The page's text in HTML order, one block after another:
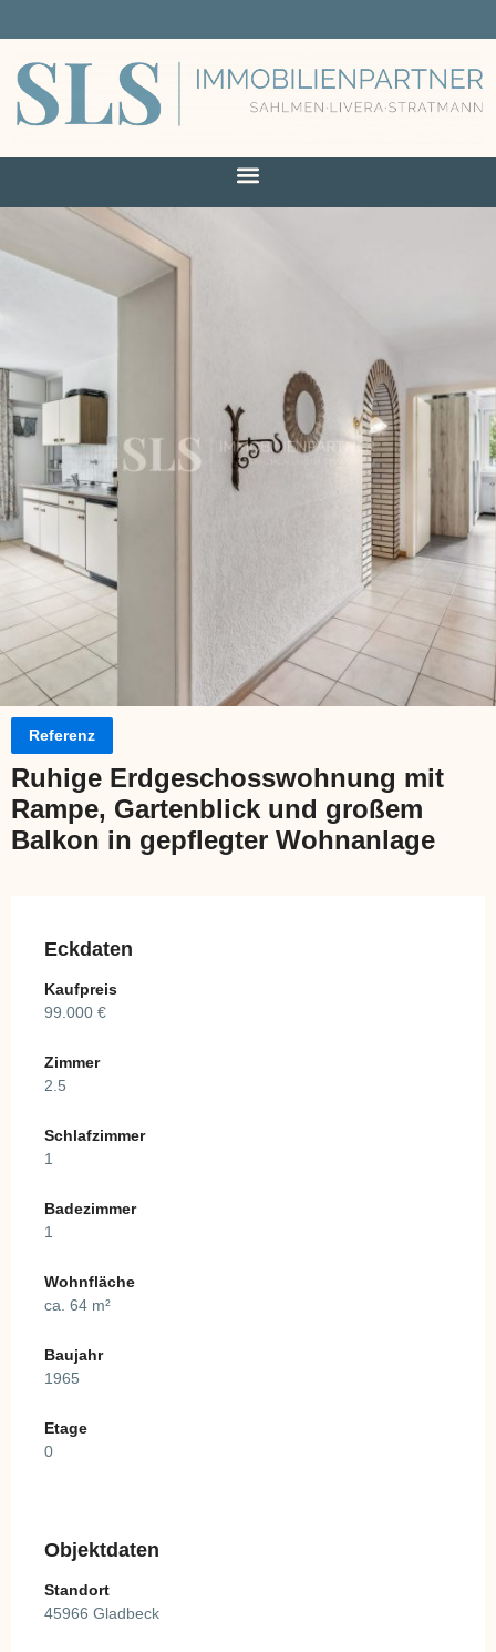
Referenz
Ruhige Erdgeschosswohnung mit
Rampe, Gartenblick und großem
Balkon in gepflegter Wohnanlage
Eckdaten
Kaufpreis
99.000 €
Zimmer
2.5
Schlafzimmer
1
Badezimmer
1
Wohnfläche
ca. 64 m²
Baujahr
1965
Etage
0
Objektdaten
Standort
45966 Gladbeck